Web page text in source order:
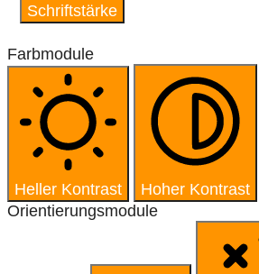
Schriftstärke
Farbmodule
Heller Kontrast Hoher Kontrast
Orientierungsmodule